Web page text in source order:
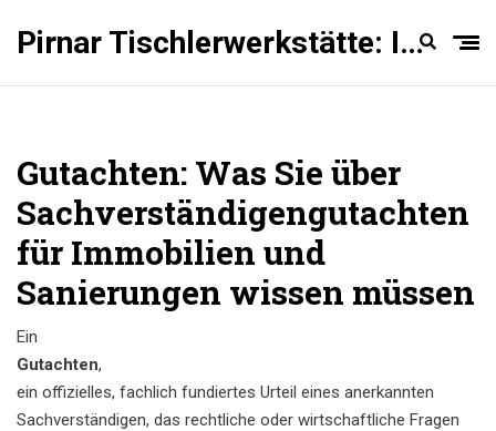
Pirnar Tischlerwerkstätte: Innentüren Experten
Gutachten: Was Sie über
Sachverständigengutachten
für Immobilien und
Sanierungen wissen müssen
Ein
Gutachten,
ein offizielles, fachlich fundiertes Urteil eines anerkannten
Sachverständigen, das rechtliche oder wirtschaftliche Fragen